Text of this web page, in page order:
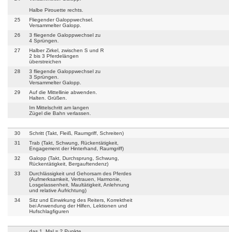
Halbe Pirouette rechts.
25
Fliegender Galoppwechsel.
Versammelter Galopp.
26
3 fliegende Galoppwechsel zu
4 Sprüngen.
27
Halber Zirkel, zwischen S und R
2 bis 3 Pferdelängen
überstreichen
28
3 fliegende Galoppwechsel zu
3 Sprüngen.
Versammelter Galopp.
29
Auf die Mittellinie abwenden.
Halten. Grüßen.
Im Mittelschritt am langen
Zügel die Bahn verlassen.
30
Schritt (Takt, Fleiß, Raumgriff, Schreiten)
31
Trab (Takt, Schwung, Rückentätigkeit,
Engagement der Hinterhand, Raumgriff)
32
Galopp (Takt, Durchsprung, Schwung,
Rückentätigkeit, Bergauftendenz)
33
Durchlässigkeit und Gehorsam des Pferdes
(Aufmerksamkeit, Vertrauen, Harmonie,
Losgelassenheit, Maultätigkeit, Anlehnung
und relative Aufrichtung)
34
Sitz und Einwirkung des Reiters, Korrektheit
bei Anwendung der Hilfen, Lektionen und
Hufschlagfiguren